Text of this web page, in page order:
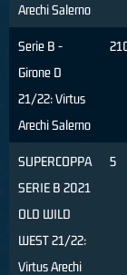
Arechi Salerno
Serie B -
Girone D
21/22: Virtus
Arechi Salerno
SUPERCOPPA
SERIE B 2021
OLD WILD
WEST 21/22:
Virtus Arechi
5